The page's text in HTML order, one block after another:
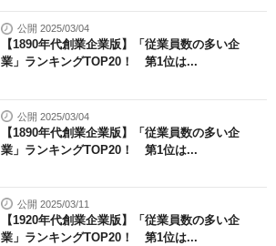
公開 2025/03/04
【1890年代創業企業版】「従業員数の多い企
業」ランキングTOP20！ 第1位は...
公開 2025/03/04
【1890年代創業企業版】「従業員数の多い企
業」ランキングTOP20！ 第1位は...
公開 2025/03/11
【1920年代創業企業版】「従業員数の多い企
業」ランキングTOP20！ 第1位は...